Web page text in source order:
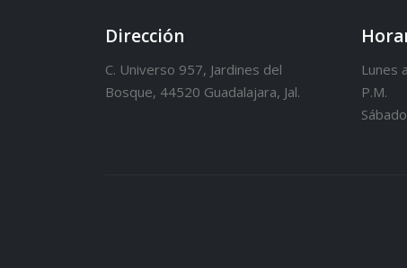
Dirección
C. Universo 957, Jardines del
Bosque, 44520 Guadalajara, Jal.
Lunes
P.M.